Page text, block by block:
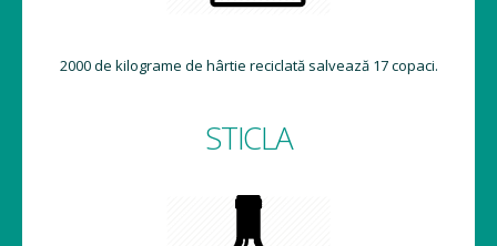
2000 de kilograme de hârtie reciclată salvează 17 copaci.
STICLA